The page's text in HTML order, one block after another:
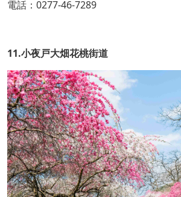
電話：0277-46-7289
11.小夜戸大畑花桃街道